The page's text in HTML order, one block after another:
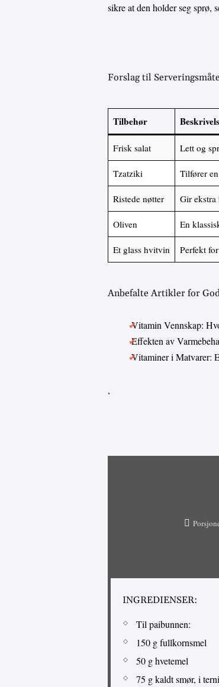
sikre at den holder seg sprø,
Forslag til
Tilbehør
Frisk salat Lett og
Tzatziki Tilfører
Ristede nøtter Gir
Oliven En
Et glass hvitvin Perfekt
Anbefalte Artikler for
Vitamin Vennskap:
Effekten av
Vitaminer i Matvarer:
,
INGREDIENSER:
Til paibunnen:
150 g fullkornsmel
50 g hvetemel
75 g kaldt smør, i